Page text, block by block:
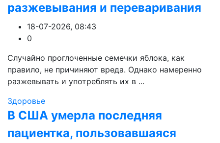
разжевывания и переваривания
18-07-2026, 08:43
0
Случайно проглоченные семечки яблока, как
правило, не причиняют вреда. Однако намеренно
разжевывать и употреблять их в ...
Здоровье
В США умерла последняя
пациентка, пользовавшаяся